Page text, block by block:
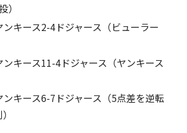
）
ンキース2-4ドジャース（ビューラー
ンキース11-4ドジャース（ヤンキース
ンキース6-7ドジャース（5点差を逆転